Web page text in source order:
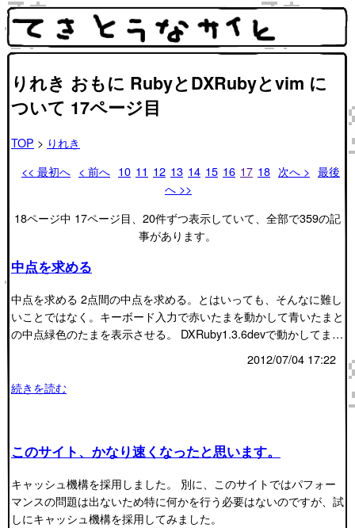
りれき おもに RubyとDXRubyとvim に
ついて 17ページ目
TOP > りれき
<< 最初へ < 前へ 10 11 12 13 14 15 16 17 18 次へ > 最後
へ >>
18ページ中 17ページ目、20件ずつ表示していて、全部で359の記
事があります。
中点を求める
中点を求める 2点間の中点を求める。とはいっても、そんなに難し
いことではなく。キーボード入力で赤いたまを動かして青いたまと
の中点緑色のたまを表示させる。 DXRuby1.3.6devで動かしてま…
2012/07/04 17:22
続きを読む
このサイト、かなり速くなったと思います。
キャッシュ機構を採用しました。 別に、このサイトではパフォー
マンスの問題は出ないため特に何かを行う必要はないのですが、試
しにキャッシュ機構を採用してみました。